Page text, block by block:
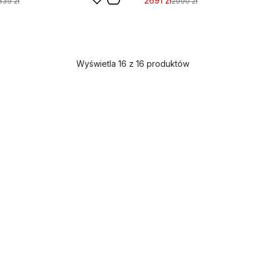
Wyświetla 16 z 16 produktów